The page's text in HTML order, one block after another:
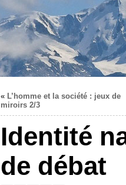
« L’homme et la société : jeux de
miroirs 2/3
Identité
de débat